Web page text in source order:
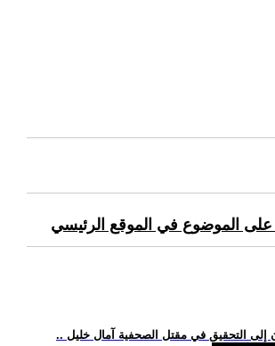
على الموضوع في الموقع الرئيسي
إلى التحقيق في مقتل الصحفية آمال خليل